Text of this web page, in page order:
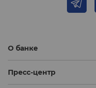
О банке
Пресс-центр